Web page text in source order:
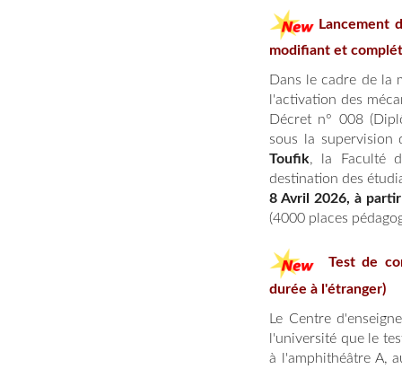
Lancement
modifiant et
Dans le cadre de la
l'activation des
Décret n° 008
sous la
Toufik, la Faculté
destination des
8 Avril 2026, à
(4000 places
Test de
durée à l'étranger)
Le Centre
l'université que le
à l'amphithéâtre A,